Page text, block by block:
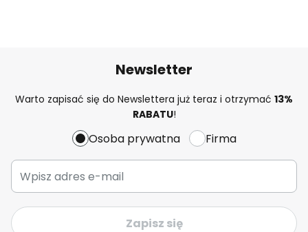
Newsletter
Warto zapisać się do Newslettera już teraz i otrzymać 13%
RABATU!
Osoba prywatna Firma
Zapisz się